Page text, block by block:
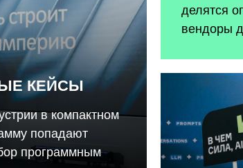
КЕЙСЫ
в компактном
попадают
программным
делятся
вендоры